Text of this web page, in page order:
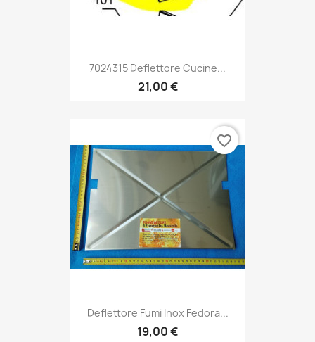
7024315 Deflettore Cucine...
21,00 €
Deflettore Fumi Inox Fedora...
19,00 €
favorite_border